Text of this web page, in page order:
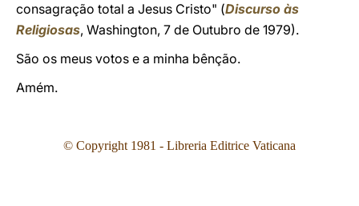
consagração total a Jesus Cristo" (Discurso às
Religiosas, Washington, 7 de Outubro de 1979).
São os meus votos e a minha bênção.
Amém.
© Copyright 1981 - Libreria Editrice Vaticana